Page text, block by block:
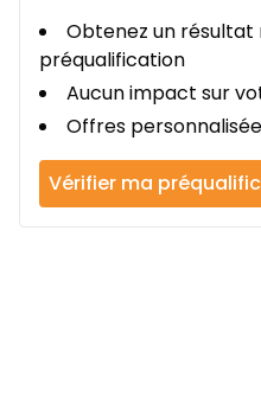
Obtenez un
préqualification
Aucun impact sur
Offres
Vérifier ma